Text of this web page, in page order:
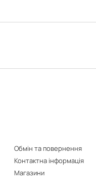
Обмін та повернення
Контактна інформація
Магазини